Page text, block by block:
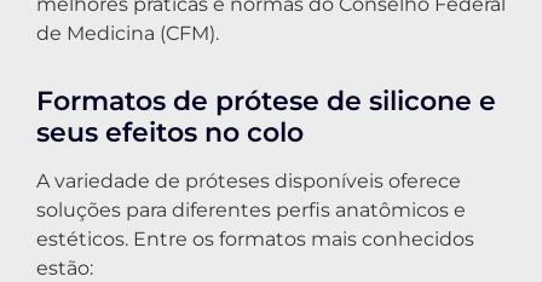
melhores práticas e normas do Conselho Federal
de Medicina (CFM).
Formatos de prótese de silicone e
seus efeitos no colo
A variedade de próteses disponíveis oferece
soluções para diferentes perfis anatômicos e
estéticos. Entre os formatos mais conhecidos
estão: